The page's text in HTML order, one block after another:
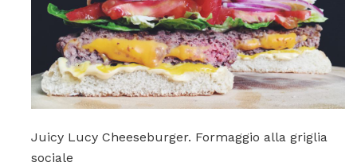
Juicy Lucy Cheeseburger. Formaggio alla griglia
sociale